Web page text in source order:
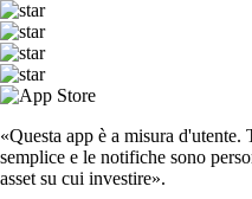
«Questa app è a misura
semplice e le notifiche sono
asset su cui investire».